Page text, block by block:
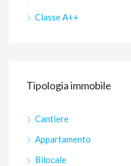
Classe A++
Tipologia immobile
Cantiere
Appartamento
Bilocale